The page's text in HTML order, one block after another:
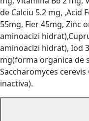
de Calciu 5.2 mg, ,Acid
55mg, Fier 45mg, Zinc
aminoacizi
aminoacizi hidrat), Iod
mg(forma organica de
Saccharomyces
inactiva).